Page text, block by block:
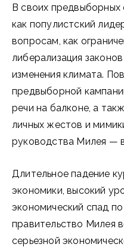
В своих
как популистский
вопросам, как
либерализация
изменения климата.
предвыборной
речи на балконе, а
личных жестов и
руководства Милея —
Длительное падение
экономики, высокий
экономический спад
правительство Милея
серьезной